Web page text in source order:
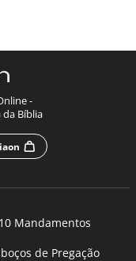
-
Bíblia
10 Mandamentos
de Pregação